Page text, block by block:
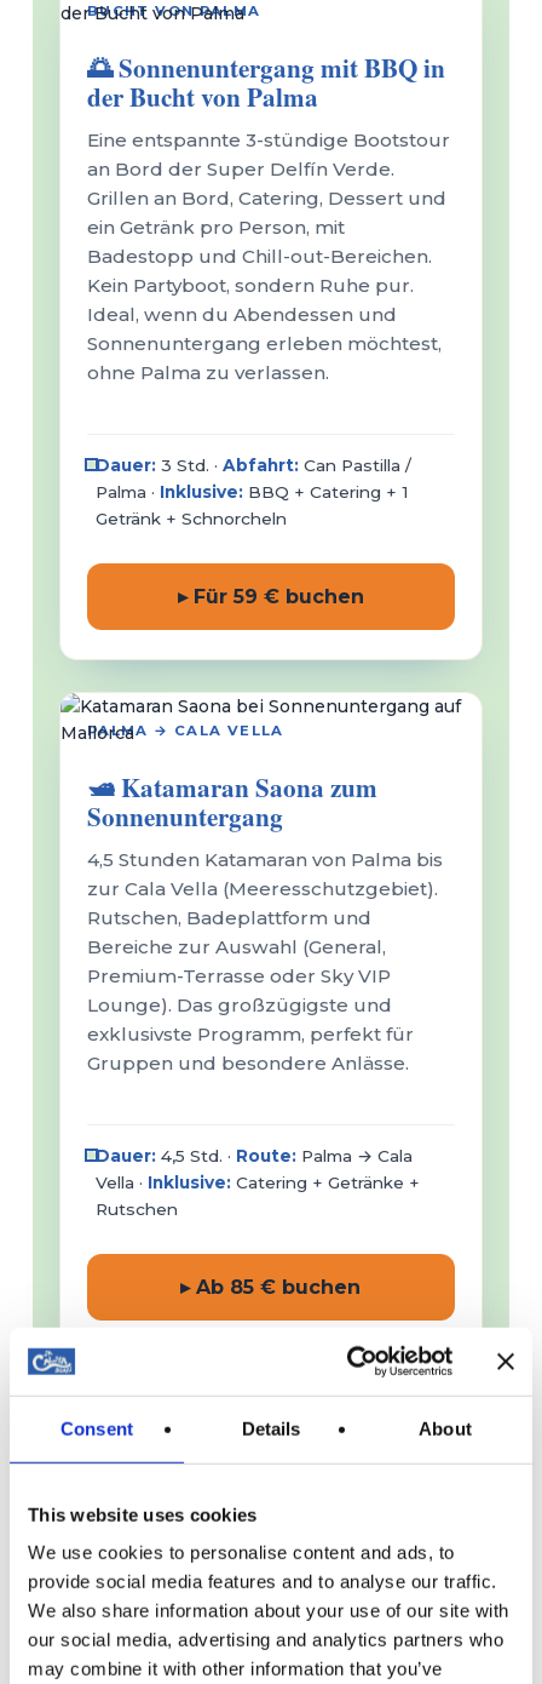
Consent Details About
This website uses cookies
We use cookies to personalise content and ads, to
provide social media features and to analyse our traffic.
We also share information about your use of our site with
our social media, advertising and analytics partners who
may combine it with other information that you’ve
BUCHT VON PALMA
🌅 Sonnenuntergang mit BBQ in
der Bucht von Palma
Eine entspannte 3-stündige Bootstour
an Bord der Super Delfín Verde.
Grillen an Bord, Catering, Dessert und
ein Getränk pro Person, mit
Badestopp und Chill-out-Bereichen.
Kein Partyboot, sondern Ruhe pur.
Ideal, wenn du Abendessen und
Sonnenuntergang erleben möchtest,
ohne Palma zu verlassen.
Dauer:3 Std. · Abfahrt:Can Pastilla /
Palma · Inklusive:BBQ + Catering + 1
Getränk + Schnorcheln
▸ Für 59 € buchen
PALMA → CALA VELLA
🛥️ Katamaran Saona zum
Sonnenuntergang
4,5 Stunden Katamaran von Palma bis
zur Cala Vella (Meeresschutzgebiet).
Rutschen, Badeplattform und
Bereiche zur Auswahl (General,
Premium-Terrasse oder Sky VIP
Lounge). Das großzügigste und
exklusivste Programm, perfekt für
Gruppen und besondere Anlässe.
Dauer:4,5 Std. · Route:Palma → Cala
Vella · Inklusive:Catering + Getränke +
Rutschen
▸ Ab 85 € buchen
PORT ANDRATX
🍕 Sonnenuntergang + Pizza in
Andratx – Dragonera
3,5 Stunden ab Port Andratx entlang
der Insel Dragonera, mit einem 40-
minütigen Schnorchelstopp in einer
Bucht und frisch zubereiteter,
handgemachter Pizza an Bord. Die